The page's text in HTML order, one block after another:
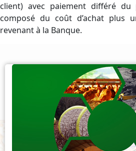
client) avec paiement différé
composé du coût d’achat plus
revenant à la Banque.